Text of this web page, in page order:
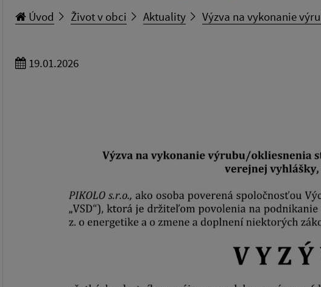
Úvod Život v obci Aktuality Výzva na vykonanie
19.01.2026